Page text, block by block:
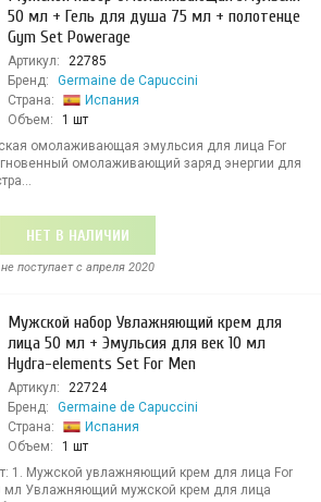
50 мл + Гель для душа 75 мл + полотенце
Gym Set Powerage
Артикул:
22785
Бренд:
Germaine de Capuccini
Страна:
Испания
Объем:
1 шт
омолаживающая эмульсия для лица For
омолаживающий заряд энергии для
НЕТ В НАЛИЧИИ
не поступает c апреля 2020
Мужской набор Увлажняющий крем для
лица 50 мл + Эмульсия для век 10 мл
Hydra-elements Set For Men
Артикул:
22724
Бренд:
Germaine de Capuccini
Страна:
Испания
Объем:
1 шт
1. Мужской увлажняющий крем для лица For
мл Увлажняющий мужской крем для лица